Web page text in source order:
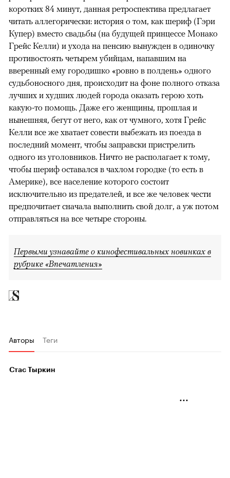
коротких 84 минут, данная ретроспектива предлагает
читать аллегорически: история о том, как шериф (Гэри
Купер) вместо свадьбы (на будущей принцессе Монако
Грейс Келли) и ухода на пенсию вынужден в одиночку
противостоять четырем убийцам, напавшим на
вверенный ему городишко «ровно в полдень» одного
судьбоносного дня, происходит на фоне полного отказа
лучших и худших людей города оказать герою хоть
какую-то помощь. Даже его женщины, прошлая и
нынешняя, бегут от него, как от чумного, хотя Грейс
Келли все же хватает совести выбежать из поезда в
последний момент, чтобы заправски пристрелить
одного из уголовников. Ничто не располагает к тому,
чтобы шериф оставался в чахлом городке (то есть в
Америке), все население которого состоит
исключительно из предателей, и все же человек чести
предпочитает сначала выполнить свой долг, а уж потом
отправляться на все четыре стороны.
Первыми узнавайте о кинофестивальных новинках в
рубрике «Впечатления»
Авторы Теги
Стас Тыркин